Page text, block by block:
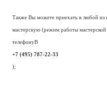
Также Вы можете приехать в любой из
мастерскую (режим работы
телефонуВ
+7 (495) 787-22-33
);